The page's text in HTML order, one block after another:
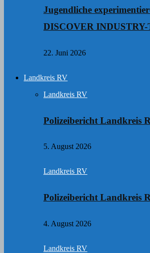
Jugendliche
DISCOVER
22. Juni 2026
Landkreis RV
Landkreis RV
Polizeibericht Landkreis
5. August 2026
Landkreis RV
Polizeibericht Landkreis
4. August 2026
Landkreis RV